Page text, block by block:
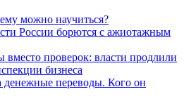
можно научиться?
России борются с ажиотажным
вместо проверок: власти продлили
бизнеса
денежные переводы. Кого он